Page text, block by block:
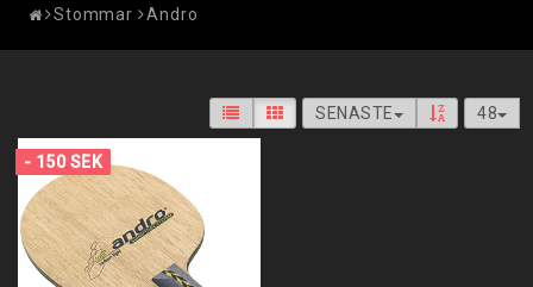
Stommar Andro
SENASTE 48
- 150 SEK